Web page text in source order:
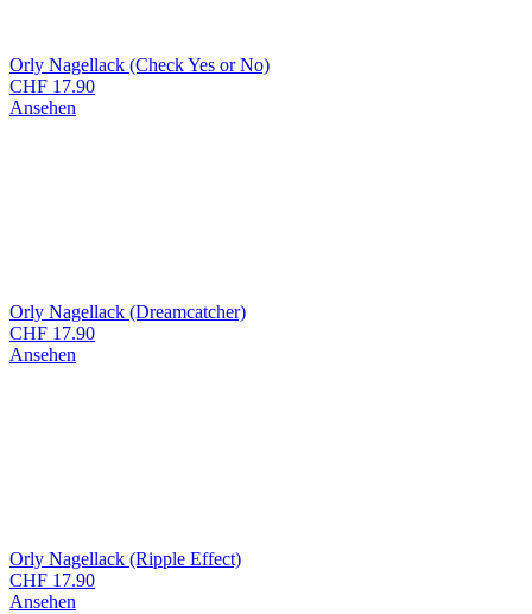
Orly Nagellack (Check Yes or No)
CHF 17.90
Ansehen
Orly Nagellack (Dreamcatcher)
CHF 17.90
Ansehen
Orly Nagellack (Ripple Effect)
CHF 17.90
Ansehen